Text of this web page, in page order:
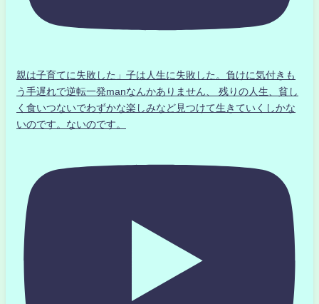
親は子育てに失敗した」子は人生に失敗した。負けに気付きも
う手遅れで逆転一発manなんかありません、 残りの人生、貧し
く食いつないでわずかな楽しみなど見つけて生きていくしかな
いのです。ないのです。